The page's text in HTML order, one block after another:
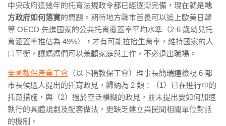
中央政府這幾年的托育法規政令都已經逐漸完備，現在就是地
方政府如何落實的問題。期待地方縣市首長可以追上歐美日韓
等 OECD 先進國家的公共托育覆蓋率平均水準（2-6 歲幼兒托
育涵蓋率推估為 49%）
， 才有可能拉抬生育率，維持國家的人
口平衡，讓媽媽們可以兼顧家庭與工作，不必退出職場。
全國教保產業工會 （以下稱教保工會）理事長簡瑞連檢視 6 都
市長候選人提出的托育政見，歸納為 2 類：（1）已在進行中的
托育措施，與（2）過於空泛模糊的政見，並未提出要如何加速
執行的具體規劃及配套做法，更缺乏建立與民間相關單位對話
的機制。